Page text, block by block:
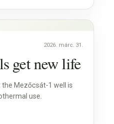
2026. márc. 31.
get new life
Mezőcsát-1 well is
use.